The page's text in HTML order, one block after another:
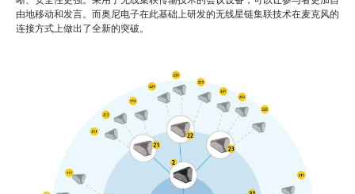
由地移动和发言。而奥尼电子在此基础上研发的无线星链集联技术在麦克风的
连接方式上做出了全新的突破。